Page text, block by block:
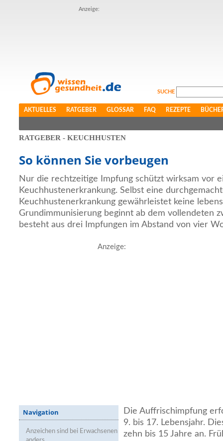
Anzeige:
SUCHE
AKTUELLES RATGEBER GLOSSAR FAQ REZEPTE
RATGEBER - KEUCHHUSTEN
So können Sie vorbeugen
Nur die rechtzeitige Impfung schützt wirksam vor
Keuchhustenerkrankung. Selbst eine
Keuchhustenerkrankung gewährleistet keine
Grundimmunisierung beginnt ab dem vollendeten
besteht aus drei Impfungen im Abstand von vier
Anzeige:
Navigation
Anzeichen sind bei Erwachsenen
Die Auffrischimpfung
9. bis 17. Lebensjahr.
zehn bis 15 Jahre an.